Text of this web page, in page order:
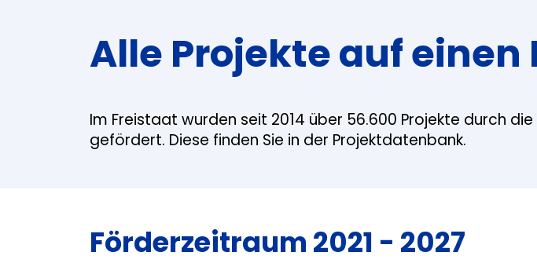
Alle Projekte auf einen
Im Freistaat wurden seit 2014 über 56.600 Projekte durch die
gefördert. Diese finden Sie in der Projektdatenbank.
Förderzeitraum 2021 - 2027